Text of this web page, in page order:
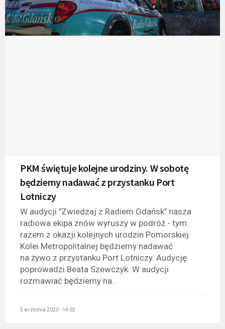
PKM świętuje kolejne urodziny. W sobotę
będziemy nadawać z przystanku Port
Lotniczy
W audycji "Zwiedzaj z Radiem Gdańsk" nasza
radiowa ekipa znów wyruszy w podróż - tym
razem z okazji kolejnych urodzin Pomorskiej
Kolei Metropolitalnej będziemy nadawać
na żywo z przystanku Port Lotniczy. Audycję
poprowadzi Beata Szewczyk. W audycji
rozmawiać będziemy na...
5 września 2023 - 14:02